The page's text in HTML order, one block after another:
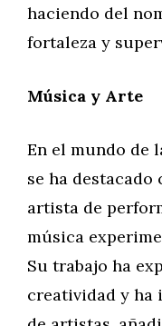
haciendo del
fortaleza y
Música y Arte
En el mundo de
se ha
artista de
música
Su trabajo ha
creatividad y ha